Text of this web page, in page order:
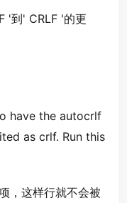
'到' CRLF '的更
have the autocrlf
as crlf. Run this
，这样行就不会被